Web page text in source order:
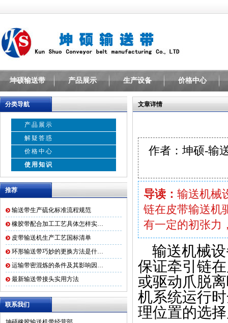
坤硕输送带 产品展示 生产设备 价格中心
分类导航
产品展示
解疑答惑
价格中心
使用知识
推荐
输送带生产硫化标准流程规范
橡胶带配合加工工艺具体怎样实…
皮带输送机生产工艺国标清单
环形输送带巧妙的更换方法是什…
运输带密混炼的条件及其影响因…
最新输送带接头实用方法
联系我们
文章详情
作者：坤硕-
导读： 输送机械
链在皮带输送机
有一定的初张力
输送机械
保证牵引链
或驱动爪脱
机系统运行
理位置的选